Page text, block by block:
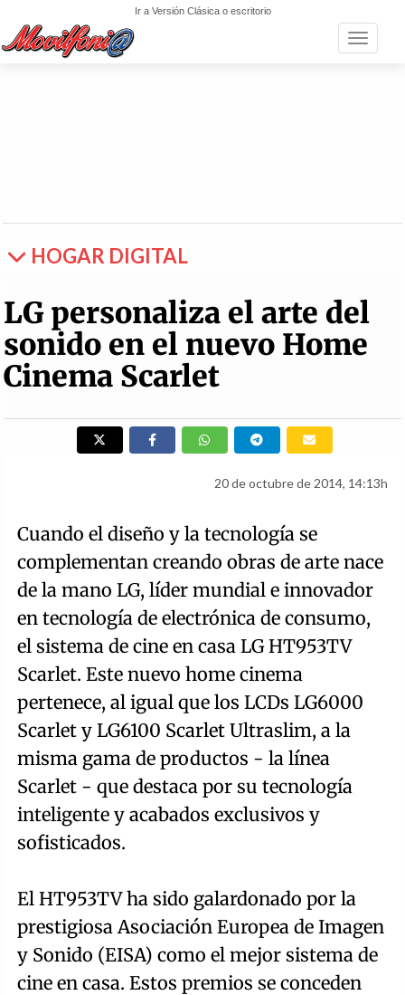
Ir a Versión Clásica o escritorio
Toggle
HOGAR DIGITAL
LG personaliza el arte del
sonido en el nuevo Home
Cinema Scarlet
20 de octubre de 2014, 14:13h
Cuando el diseño y la tecnología se
complementan creando obras de arte nace
de la mano LG, líder mundial e innovador
en tecnología de electrónica de consumo,
el sistema de cine en casa LG HT953TV
Scarlet. Este nuevo home cinema
pertenece, al igual que los LCDs LG6000
Scarlet y LG6100 Scarlet Ultraslim, a la
misma gama de productos - la línea
Scarlet - que destaca por su tecnología
inteligente y acabados exclusivos y
sofisticados.
El HT953TV ha sido galardonado por la
prestigiosa Asociación Europea de Imagen
y Sonido (EISA) como el mejor sistema de
cine en casa. Estos premios se conceden